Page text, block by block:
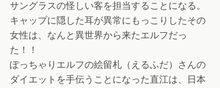
サングラスの怪しい客を担当することになる。
キャップに隠した耳が異常にもっこりしたその
女性は、なんと異世界から来たエルフだっ
た！！
ぽっちゃりエルフの絵留札（えるふだ）さんの
ダイエットを手伝うことになった直江は、日本